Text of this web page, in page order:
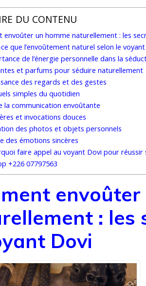
DU CONTENU
envoûter un homme naturellement : les
ce que l’envoûtement naturel selon le
de l’énergie personnelle dans la
et parfums pour séduire naturellement
des regards et des gestes
simples du quotidien
la communication envoûtante
et invocations douces
des photos et objets personnels
des émotions sincères
faire appel au voyant Dovi pour réussir
+226 07797563
: les
Dovi